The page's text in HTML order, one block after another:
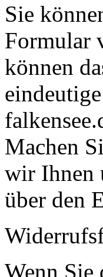
Sie
Formular
können
Machen
wir Ihnen
über den
Wenn Sie